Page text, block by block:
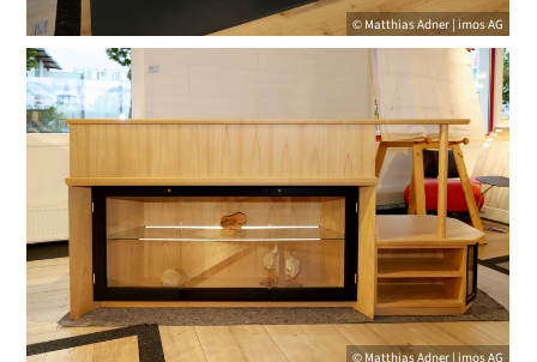
© Matthias Adner | imos AG
© Matthias Adner | imos AG